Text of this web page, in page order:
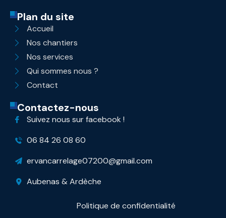
Plan du site
Accueil
Nos chantiers
Nos services
Qui sommes nous ?
Contact
Contactez-nous
Suivez nous sur facebook !
06 84 26 08 60
ervancarrelage07200@gmail.com
Aubenas & Ardèche
Politique de confidentialité